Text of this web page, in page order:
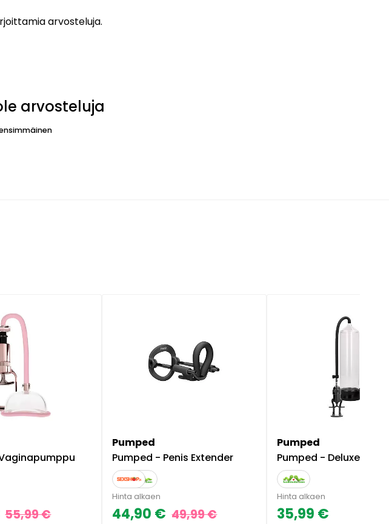
arvosteluja.
arvosteluja
55,99 €
Pumped
Pumped - Penis Extender
Hinta alkaen
44,90 € 49,99 €
Pumped
Pumped - Deluxe penispumppu
Hinta alkaen
35,99 €